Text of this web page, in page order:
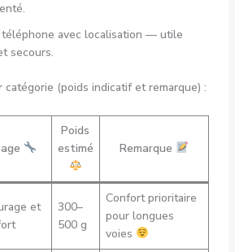
avec localisation — utile
secours.
catégorie (poids indicatif et remarque) :
Poids
estimé
Remarque
et
300–
500 g
Confort prioritaire
pour longues
voies